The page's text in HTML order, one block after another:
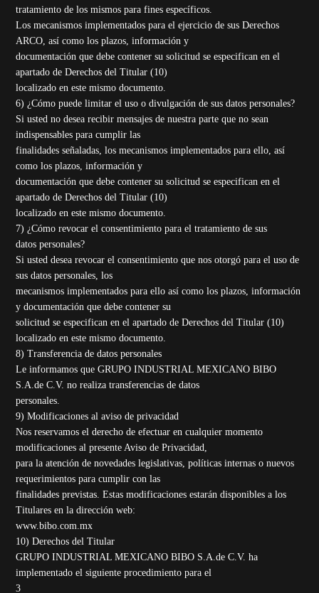
tratamiento de los mismos para fines específicos.
Los mecanismos implementados para el ejercicio de sus Derechos
ARCO, así como los plazos, información y
documentación que debe contener su solicitud se especifican en el
apartado de Derechos del Titular (10)
localizado en este mismo documento.
6) ¿Cómo puede limitar el uso o divulgación de sus datos personales?
Si usted no desea recibir mensajes de nuestra parte que no sean
indispensables para cumplir las
finalidades señaladas, los mecanismos implementados para ello, así
como los plazos, información y
documentación que debe contener su solicitud se especifican en el
apartado de Derechos del Titular (10)
localizado en este mismo documento.
7) ¿Cómo revocar el consentimiento para el tratamiento de sus
datos personales?
Si usted desea revocar el consentimiento que nos otorgó para el uso de
sus datos personales, los
mecanismos implementados para ello así como los plazos, información
y documentación que debe contener su
solicitud se especifican en el apartado de Derechos del Titular (10)
localizado en este mismo documento.
8) Transferencia de datos personales
Le informamos que GRUPO INDUSTRIAL MEXICANO BIBO
S.A.de C.V. no realiza transferencias de datos
personales.
9) Modificaciones al aviso de privacidad
Nos reservamos el derecho de efectuar en cualquier momento
modificaciones al presente Aviso de Privacidad,
para la atención de novedades legislativas, políticas internas o nuevos
requerimientos para cumplir con las
finalidades previstas. Estas modificaciones estarán disponibles a los
Titulares en la dirección web:
www.bibo.com.mx
10) Derechos del Titular
GRUPO INDUSTRIAL MEXICANO BIBO S.A.de C.V. ha
implementado el siguiente procedimiento para el
3